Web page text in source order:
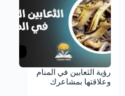
رؤية الثعابين في المنام
وعلاقتها بمشاعرك